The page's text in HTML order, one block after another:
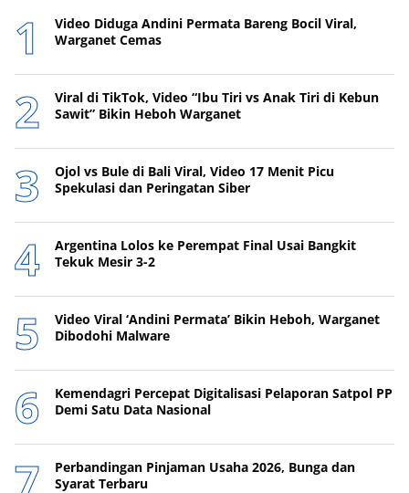
Video Diduga Andini Permata Bareng Bocil Viral,
Warganet Cemas
Viral di TikTok, Video “Ibu Tiri vs Anak Tiri di Kebun
Sawit” Bikin Heboh Warganet
Ojol vs Bule di Bali Viral, Video 17 Menit Picu
Spekulasi dan Peringatan Siber
Argentina Lolos ke Perempat Final Usai Bangkit
Tekuk Mesir 3-2
Video Viral ‘Andini Permata’ Bikin Heboh, Warganet
Dibodohi Malware
Kemendagri Percepat Digitalisasi Pelaporan Satpol PP
Demi Satu Data Nasional
Perbandingan Pinjaman Usaha 2026, Bunga dan
Syarat Terbaru